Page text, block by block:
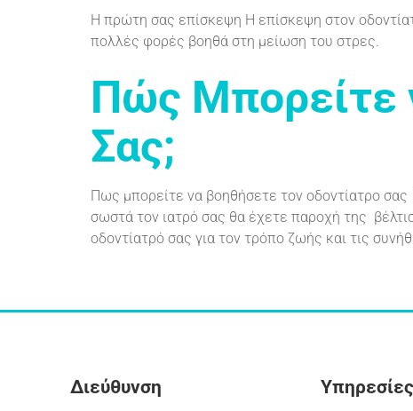
Η πρώτη σας επίσκεψη Η επίσκεψη στον
πολλές φορές βοηθά στη μείωση του στρες.
Πώς Μπορείτε
Σας;
Πως μπορείτε να βοηθήσετε τον οδοντίατρο
σωστά τον ιατρό σας θα έχετε παροχή της
οδοντίατρό σας για τον τρόπο ζωής και τις
Διεύθυνση Υπηρεσίες